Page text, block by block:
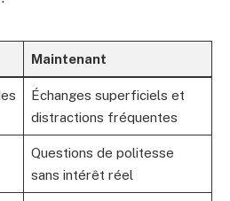
Maintenant
Échanges superficiels et
distractions fréquentes
Questions de politesse
sans intérêt réel